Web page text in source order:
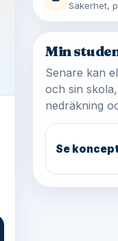
Säkerhet,
Min
Senare kan
och sin
nedräkning
Se